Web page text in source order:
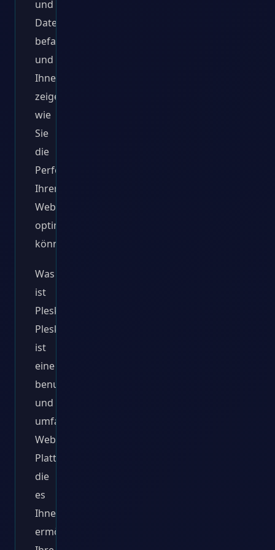
und
Datenbankoptimierung
befassen
und
Ihnen
zeigen,
wie
Sie
die
Performance
Ihrer
Website
optimieren
können.
Was
ist
Plesk?
Plesk
ist
eine
benutzerfreundliche
und
umfassende
Webhosting-
Plattform,
die
es
Ihnen
ermöglicht,